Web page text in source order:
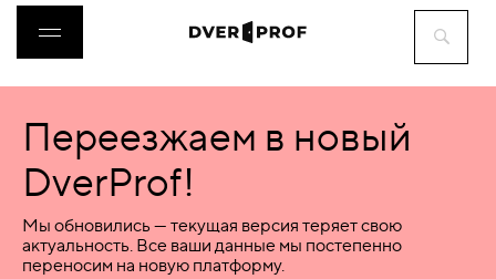
ДВЕРИ
ФУРНИТУРА
ВОРОТА
Переезжаем в новый
DverProf!
Мы обновились — текущая версия теряет свою
актуальность. Все ваши данные мы постепенно
переносим на новую платформу.